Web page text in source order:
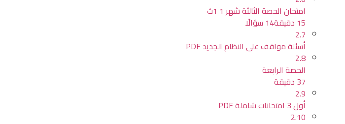
امتحان الحصة الثالثة شهر 1 1ث
15 دقيقة
14 سؤالًا
2.7
أسئلة مواقف على النظام الجديد PDF
2.8
الحصة الرابعة
37 دقيقة
2.9
أول 3 امتحانات شاملة PDF
2.10